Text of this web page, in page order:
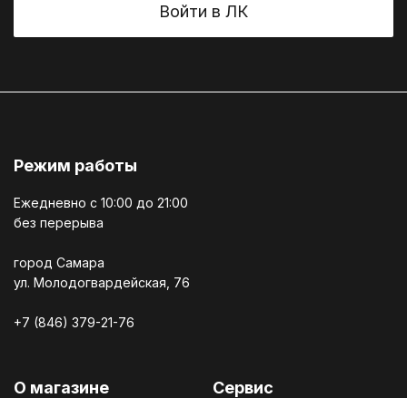
Войти в ЛК
Режим работы
Ежедневно c 10:00 до 21:00
без перерыва
город Самара
ул. Молодогвардейская, 76
+7 (846) 379-21-76
О магазине Сервис